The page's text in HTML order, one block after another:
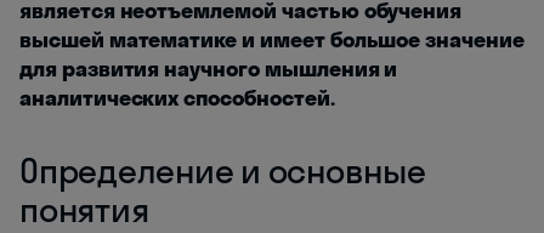
является неотъемлемой частью обучения
высшей математике и имеет большое значение
для развития научного мышления и
аналитических способностей.
Определение и основные
понятия